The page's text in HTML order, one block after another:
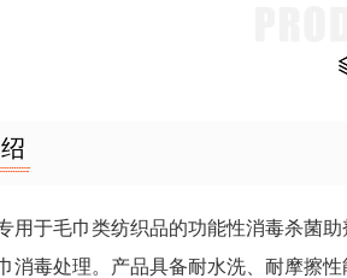
用于毛巾类纺织品的功能性消毒杀菌
消毒处理。产品具备耐水洗、耐摩擦